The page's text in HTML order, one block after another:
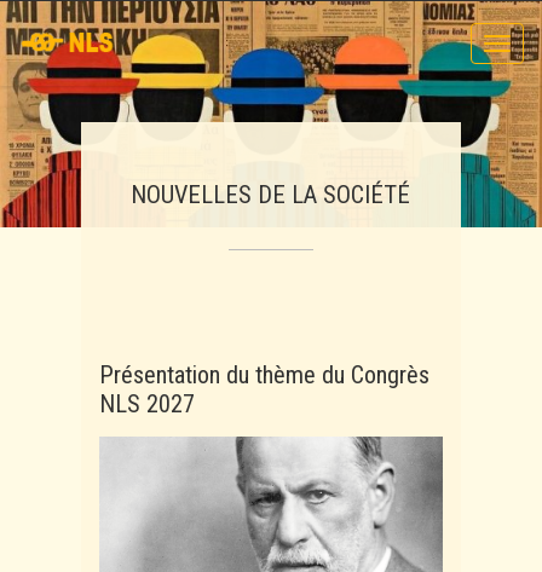
NOUVELLES DE LA SOCIÉTÉ
Présentation du thème du Congrès
NLS 2027